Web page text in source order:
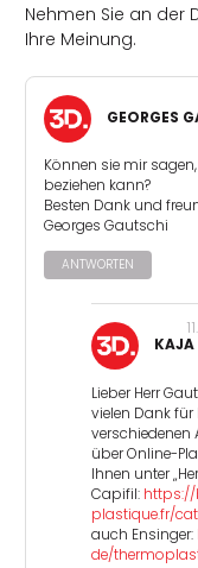
Nehmen Sie an der
Ihre Meinung.
GEORGES
Können sie mir
beziehen kann?
Besten Dank und
Georges Gautschi
ANTWORTEN
KAJA
Lieber Herr
vielen Dank für
verschiedenen
über Online-
Ihnen unter
Capifil: https://
plastique.fr/
auch Ensinger:
de/